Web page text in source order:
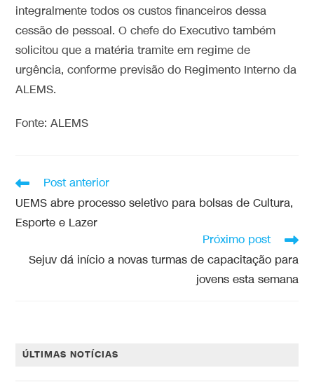
integralmente todos os custos financeiros dessa
cessão de pessoal. O chefe do Executivo também
solicitou que a matéria tramite em regime de
urgência, conforme previsão do Regimento Interno da
ALEMS.
Fonte: ALEMS
Post anterior
UEMS abre processo seletivo para bolsas de Cultura,
Esporte e Lazer
Próximo post
Sejuv dá início a novas turmas de capacitação para
jovens esta semana
ÚLTIMAS NOTÍCIAS